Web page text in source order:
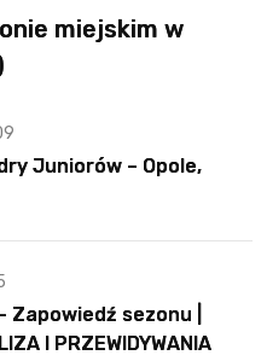
miejskim w
Juniorów – Opole,
Zapowiedź sezonu |
I PRZEWIDYWANIA